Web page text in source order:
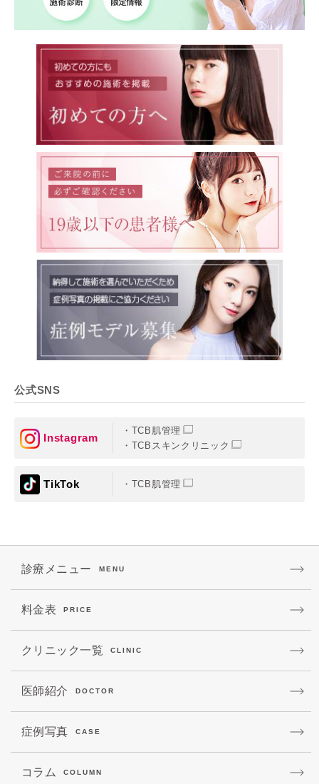
公式SNS
Instagram
TCB肌管理
TCBスキンクリニック
TikTok TCB肌管理
診療メニュー MENU
料金表 PRICE
クリニック一覧 CLINIC
医師紹介 DOCTOR
症例写真 CASE
コラム COLUMN